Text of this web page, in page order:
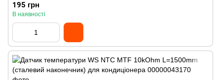
195 грн
В наявності